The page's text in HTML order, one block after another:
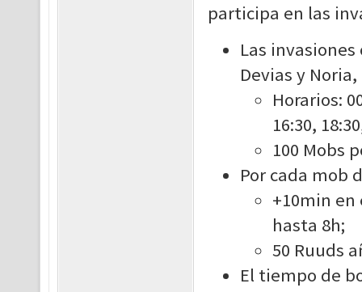
participa en las
Las
Devias y
Horarios:
16:30,
100 Mobs
Por cada mob
+10min
hasta 8h;
50 Ruuds
El tiempo de